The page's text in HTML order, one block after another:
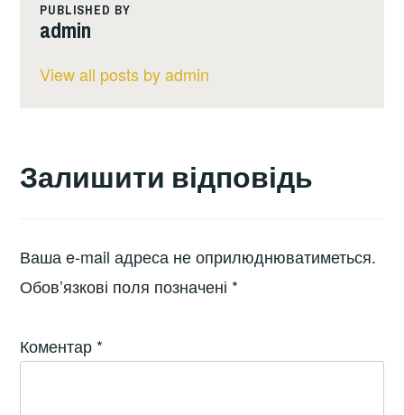
PUBLISHED BY
admin
View all posts by admin
Залишити відповідь
Ваша e-mail адреса не оприлюднюватиметься.
Обов’язкові поля позначені *
Коментар *